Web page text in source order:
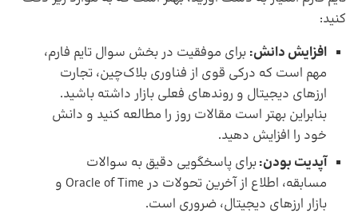
کنید:
افزایش دانش: برای موفقیت در بخش سوال تایم فارم،
مهم است که درکی قوی از فناوری بلاک‌چین، تجارت
ارزهای دیجیتال و روندهای فعلی بازار داشته باشید.
بنابراین بهتر است مقالات روز را مطالعه کنید و دانش
خود را افزایش دهید.
آپدیت بودن:برای پاسخگویی دقیق به سوالات
مسابقه، اطلاع از آخرین تحولات در Oracle of Time و
بازار ارزهای دیجیتال، ضروری است.